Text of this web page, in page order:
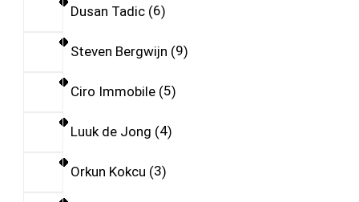
Dusan Tadic 6
Steven Bergwijn 9
Ciro Immobile 5
Luuk de Jong 4
Orkun Kokcu 3